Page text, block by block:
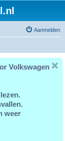
Aanmelden
Volkswagen
weer